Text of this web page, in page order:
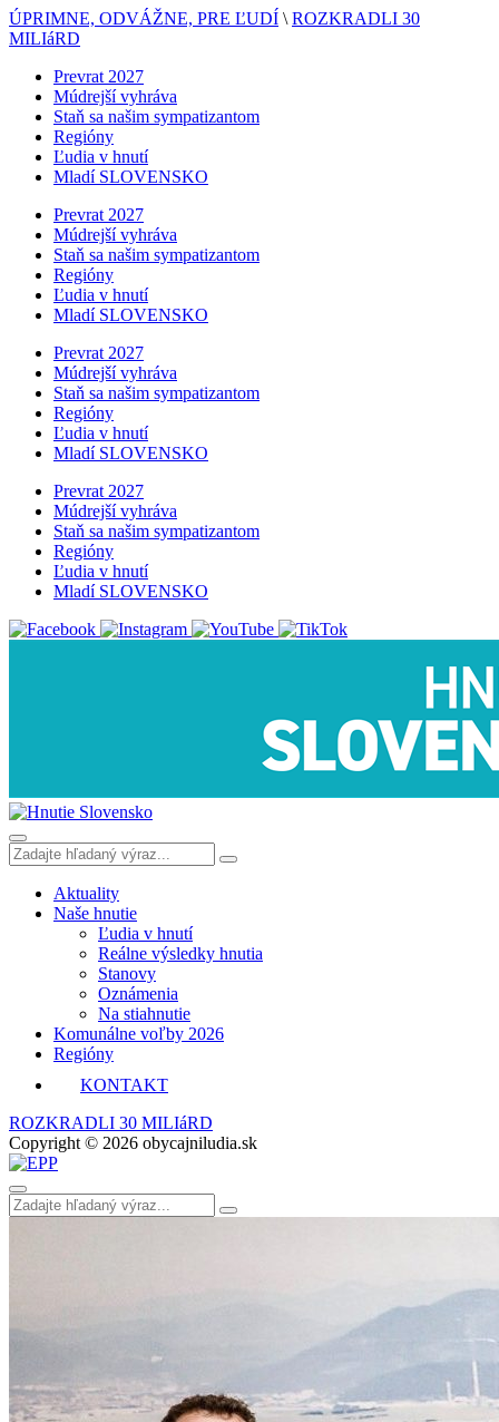
ÚPRIMNE, ODVÁŽNE, PRE ĽUDÍ \ ROZKRADLI 30
MILIáRD
Prevrat 2027
Múdrejší vyhráva
Staň sa našim sympatizantom
Regióny
Ľudia v hnutí
Mladí SLOVENSKO
Prevrat 2027
Múdrejší vyhráva
Staň sa našim sympatizantom
Regióny
Ľudia v hnutí
Mladí SLOVENSKO
Prevrat 2027
Múdrejší vyhráva
Staň sa našim sympatizantom
Regióny
Ľudia v hnutí
Mladí SLOVENSKO
Prevrat 2027
Múdrejší vyhráva
Staň sa našim sympatizantom
Regióny
Ľudia v hnutí
Mladí SLOVENSKO
Aktuality
Naše hnutie
Ľudia v hnutí
Reálne výsledky hnutia
Stanovy
Oznámenia
Na stiahnutie
Komunálne voľby 2026
Regióny
KONTAKT
ROZKRADLI 30 MILIáRD
Copyright © 2026 obycajniludia.sk